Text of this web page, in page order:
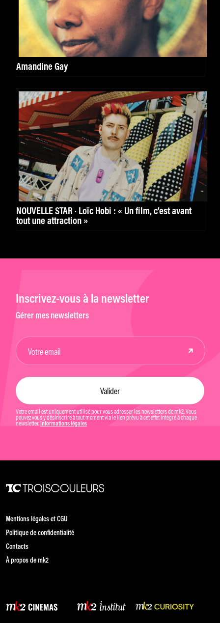
Amandine Gay
NOUVELLE STAR · Loïc Hobi : « Un film, c’est avant
tout une attraction »
Inscrivez-vous à la newsletter
Gérer mes newsletters
Votre email est uniquement utilisé pour vous adresser les newsletters de mk2. Vous
pouvez vous y désinscrire à tout moment via le lien prévu à cet effet intégré à chaque
newsletter. Informations légales
Mentions légales et CGU
Politique de confidentialité
Contacts
À propos de mk2